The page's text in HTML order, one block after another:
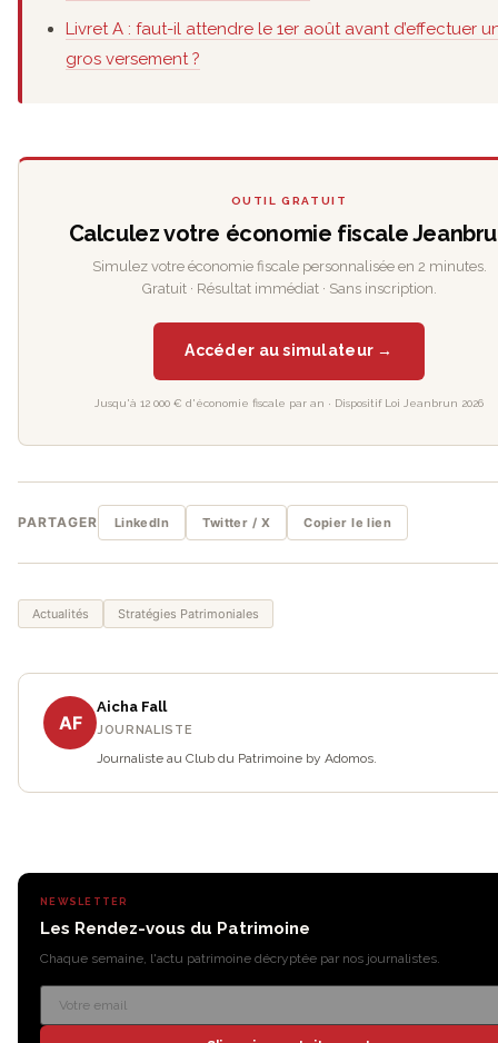
Livret A : faut-il attendre le 1er août avant d’effectuer
gros versement ?
OUTIL GRATUIT
Calculez votre économie fiscale
Simulez votre économie fiscale personnalisée en 2 minutes.
Gratuit · Résultat immédiat · Sans inscription.
Accéder au simulateur →
Jusqu'à 12 000 € d'économie fiscale par an · Dispositif Loi Jeanbrun 2026
PARTAGER LinkedIn Twitter / X Copier le lien
Actualités Stratégies Patrimoniales
AF
Aicha Fall
JOURNALISTE
Journaliste au Club du Patrimoine by Adomos.
NEWSLETTER
Les Rendez-vous du Patrimoine
Chaque semaine, l'actu patrimoine décryptée par nos journalistes.